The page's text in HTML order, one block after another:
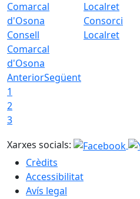
Consell
Comarcal
d'Osona
Consorci
Localret
AnteriorSegüent
1
2
3
Xarxes socials:
Crèdits
Accessibilitat
Avís legal